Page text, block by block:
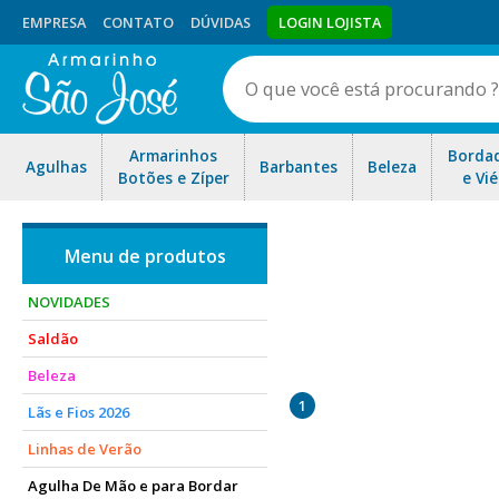
EMPRESA CONTATO DÚVIDAS LOGIN LOJISTA
Agulhas
Armarinhos
Botões e Zíper
Barbantes Beleza
e
NOVIDADES
Saldão
Beleza
Lãs e Fios 2026
Linhas de Verão
Agulha De Mão e para Bordar
1